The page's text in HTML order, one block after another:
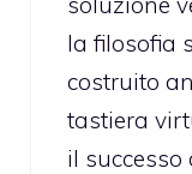
la filosofia
costruito
tastiera
il successo